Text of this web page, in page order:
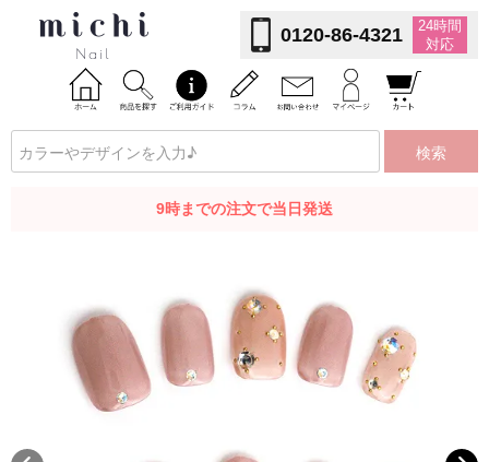
0120-86-4321
24時間
対応
検索
9時までの注文で当日発送